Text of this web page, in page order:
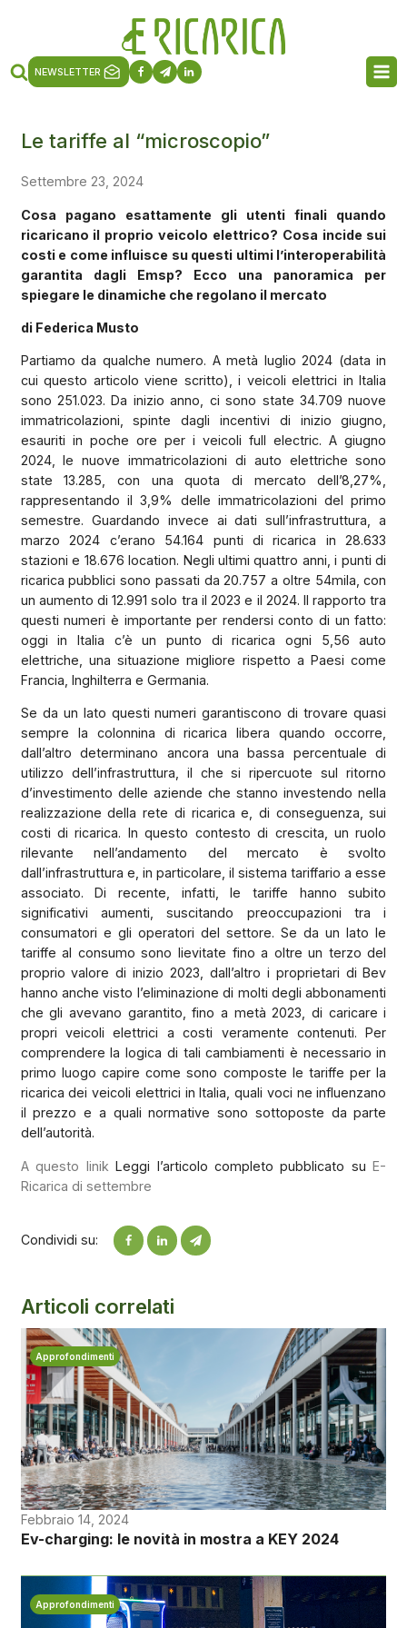
NEWSLETTER
Le tariffe al “microscopio”
Settembre 23, 2024
Cosa pagano esattamente gli utenti finali quando
ricaricano il proprio veicolo elettrico? Cosa incide sui
costi e come influisce su questi ultimi l’interoperabilità
garantita dagli Emsp? Ecco una panoramica per
spiegare le dinamiche che regolano il mercato
di Federica Musto
Partiamo da qualche numero. A metà luglio 2024 (data in
cui questo articolo viene scritto), i veicoli elettrici in Italia
sono 251.023. Da inizio anno, ci sono state 34.709 nuove
immatricolazioni, spinte dagli incentivi di inizio giugno,
esauriti in poche ore per i veicoli full electric. A giugno
2024, le nuove immatricolazioni di auto elettriche sono
state 13.285, con una quota di mercato dell’8,27%,
rappresentando il 3,9% delle immatricolazioni del primo
semestre. Guardando invece ai dati sull’infrastruttura, a
marzo 2024 c’erano 54.164 punti di ricarica in 28.633
stazioni e 18.676 location. Negli ultimi quattro anni, i punti di
ricarica pubblici sono passati da 20.757 a oltre 54mila, con
un aumento di 12.991 solo tra il 2023 e il 2024. Il rapporto tra
questi numeri è importante per rendersi conto di un fatto:
oggi in Italia c’è un punto di ricarica ogni 5,56 auto
elettriche, una situazione migliore rispetto a Paesi come
Francia, Inghilterra e Germania.
Se da un lato questi numeri garantiscono di trovare quasi
sempre la colonnina di ricarica libera quando occorre,
dall’altro determinano ancora una bassa percentuale di
utilizzo dell’infrastruttura, il che si ripercuote sul ritorno
d’investimento delle aziende che stanno investendo nella
realizzazione della rete di ricarica e, di conseguenza, sui
costi di ricarica. In questo contesto di crescita, un ruolo
rilevante nell’andamento del mercato è svolto
dall’infrastruttura e, in particolare, il sistema tariffario a esse
associato. Di recente, infatti, le tariffe hanno subito
significativi aumenti, suscitando preoccupazioni tra i
consumatori e gli operatori del settore. Se da un lato le
tariffe al consumo sono lievitate fino a oltre un terzo del
proprio valore di inizio 2023, dall’altro i proprietari di Bev
hanno anche visto l’eliminazione di molti degli abbonamenti
che gli avevano garantito, fino a metà 2023, di caricare i
propri veicoli elettrici a costi veramente contenuti. Per
comprendere la logica di tali cambiamenti è necessario in
primo luogo capire come sono composte le tariffe per la
ricarica dei veicoli elettrici in Italia, quali voci ne influenzano
il prezzo e a quali normative sono sottoposte da parte
dell’autorità.
A questo linik Leggi l’articolo completo pubblicato suE-
Ricarica di settembre
Condividi su:
Articoli correlati
Approfondimenti
Febbraio 14, 2024
Ev-charging: le novità in mostra a KEY 2024
Approfondimenti